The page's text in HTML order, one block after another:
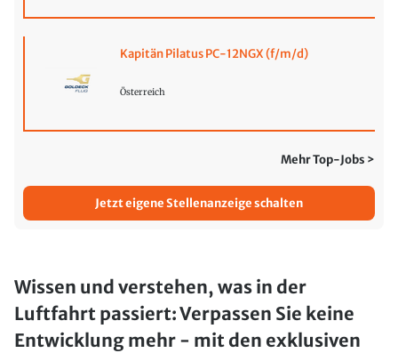
Kapitän Pilatus PC-12NGX (f/m/d)
Österreich
Mehr Top-Jobs >
Jetzt eigene Stellenanzeige schalten
Wissen und verstehen, was in der
Luftfahrt passiert: Verpassen Sie keine
Entwicklung mehr - mit den exklusiven